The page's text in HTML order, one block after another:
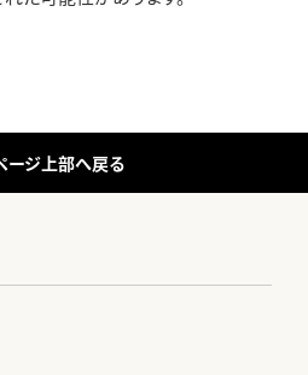
ージ上部へ戻る